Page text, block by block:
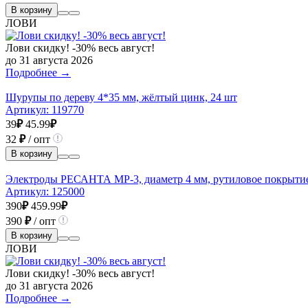
В корзину
ЛОВИ
Лови скидку! -30% весь август!
до 31 августа 2026
Подробнее →
Шурупы по дереву 4*35 мм, жёлтый цинк, 24 шт
Артикул: 119770
39₽ 45.99₽
32 ₽/ опт
В корзину
Электроды РЕСАНТА МР-3, диаметр 4 мм, рутиловое
Артикул: 125000
390₽ 459.99₽
390 ₽/ опт
В корзину
ЛОВИ
Лови скидку! -30% весь август!
до 31 августа 2026
Подробнее →